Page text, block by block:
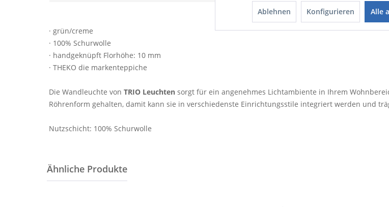
· grün/creme
· 100% Schurwolle
· handgeknüpft Florhöhe: 10 mm
· THEKO die markenteppiche
Die Wandleuchte von TRIO Leuchten sorgt für ein angenehmes Lichtambiente in Ihrem
Röhrenform gehalten, damit kann sie in verschiedenste Einrichtungsstile integriert werden und
Nutzschicht: 100% Schurwolle
Ablehnen Konfigurieren Alle